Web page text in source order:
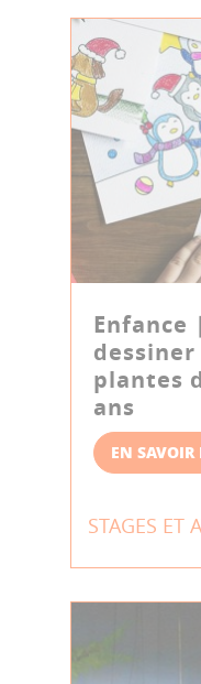
Enfance
plantes
ans
EN SAVOIR
STAGES ET